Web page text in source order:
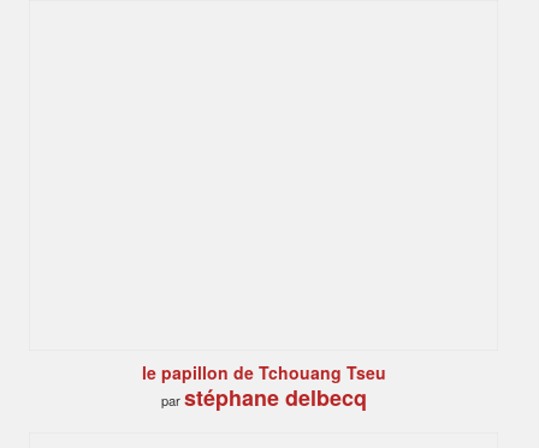
le papillon de Tchouang Tseu
parstéphane delbecq